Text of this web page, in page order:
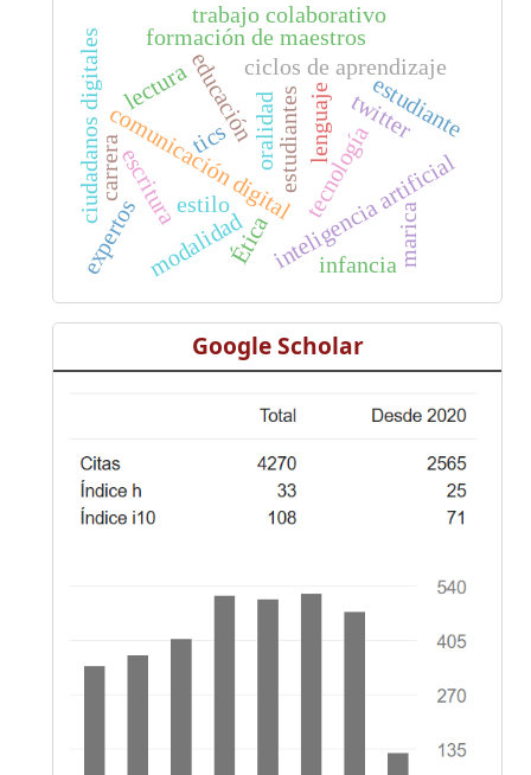
lenguaje
tecnología
comunicación digital
educación
inteligencia artificial
tics
ciudadanos digitales ciclos de aprendizaje
modalidad
estilo
formación de maestros
lectura
escritura
oralidad
trabajo colaborativo
marica
twitter
infancia
estudiante
estudiantes
expertos
carrera
Ética
Google Scholar